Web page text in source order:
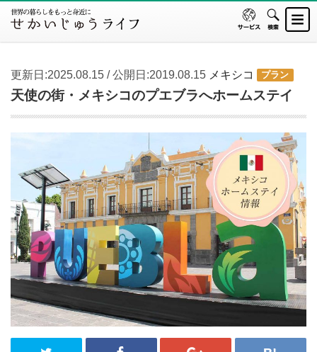
更新日:2025.08.15 / 公開日:2019.08.15 メキシコ プラン
天使の街・メキシコのプエブラへホームステイ